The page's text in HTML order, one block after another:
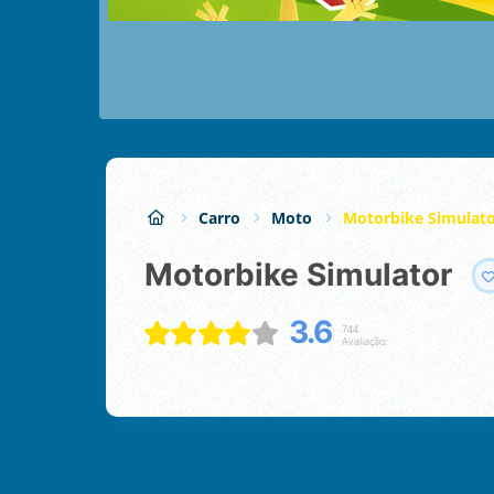
Carro Moto Motorbike
Motorbike Simulator
3.6
744
Avaliação: